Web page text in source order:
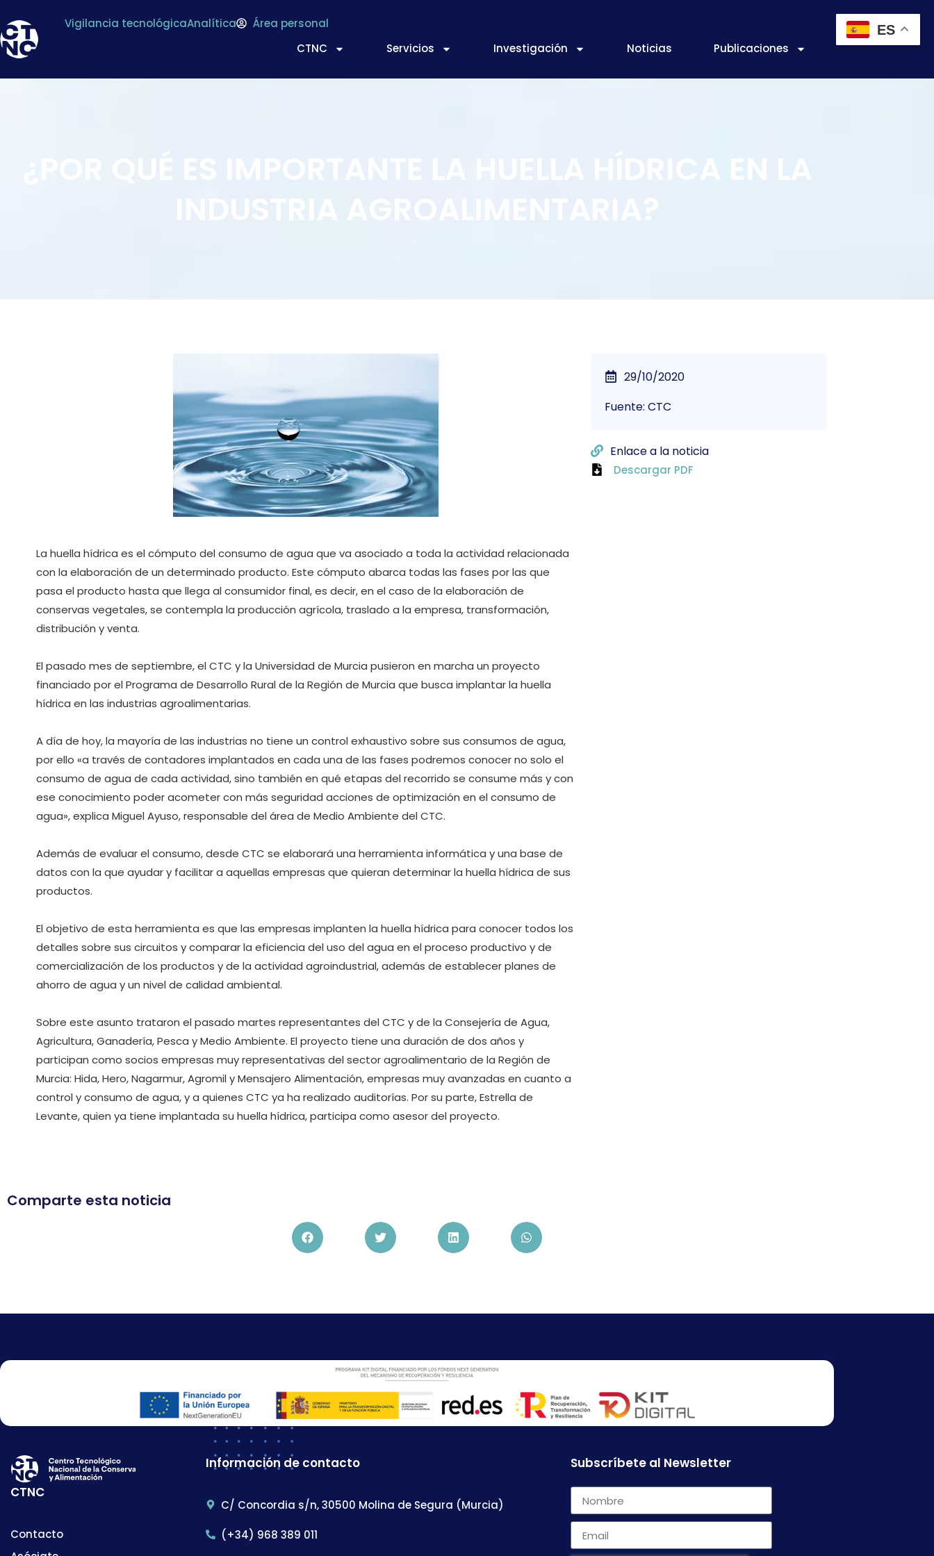
Vigilancia tecnológicaAnalítica
Área personal
CTNC
Servicios Investigación Noticias Publicaciones
¿POR QUÉ ES IMPORTANTE LA HUELLA HÍDRICA EN LA
INDUSTRIA AGROALIMENTARIA?
La huella hídrica es el cómputo del consumo de agua que va asociado a toda la actividad relacionada
con la elaboración de un determinado producto. Este cómputo abarca todas las fases por las que
pasa el producto hasta que llega al consumidor final, es decir, en el caso de la elaboración de
conservas vegetales, se contempla la producción agrícola, traslado a la empresa, transformación,
distribución y venta.
El pasado mes de septiembre, el CTC y la Universidad de Murcia pusieron en marcha un proyecto
financiado por el Programa de Desarrollo Rural de la Región de Murcia que busca implantar la huella
hídrica en las industrias agroalimentarias.
A día de hoy, la mayoría de las industrias no tiene un control exhaustivo sobre sus consumos de agua,
por ello «a través de contadores implantados en cada una de las fases podremos conocer no solo el
consumo de agua de cada actividad, sino también en qué etapas del recorrido se consume más y con
ese conocimiento poder acometer con más seguridad acciones de optimización en el consumo de
agua», explica Miguel Ayuso, responsable del área de Medio Ambiente del CTC.
Además de evaluar el consumo, desde CTC se elaborará una herramienta informática y una base de
datos con la que ayudar y facilitar a aquellas empresas que quieran determinar la huella hídrica de sus
productos.
El objetivo de esta herramienta es que las empresas implanten la huella hídrica para conocer todos los
detalles sobre sus circuitos y comparar la eficiencia del uso del agua en el proceso productivo y de
comercialización de los productos y de la actividad agroindustrial, además de establecer planes de
ahorro de agua y un nivel de calidad ambiental.
Sobre este asunto trataron el pasado martes representantes del CTC y de la Consejería de Agua,
Agricultura, Ganadería, Pesca y Medio Ambiente. El proyecto tiene una duración de dos años y
participan como socios empresas muy representativas del sector agroalimentario de la Región de
Murcia: Hida, Hero, Nagarmur, Agromil y Mensajero Alimentación, empresas muy avanzadas en cuanto a
control y consumo de agua, y a quienes CTC ya ha realizado auditorías. Por su parte, Estrella de
Levante, quien ya tiene implantada su huella hídrica, participa como asesor del proyecto.
29/10/2020
Fuente: CTC
Enlace a la noticia
Descargar PDF
Comparte esta noticia
CTNC
Contacto
Información de contacto
C/ Concordia s/n, 30500 Molina de Segura (Murcia)
(+34) 968 389 011
Subscríbete al Newsletter
ES